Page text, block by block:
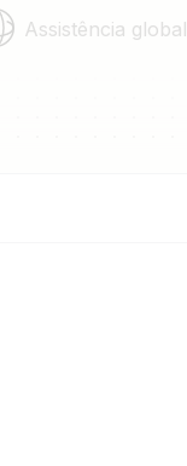
Assistência global